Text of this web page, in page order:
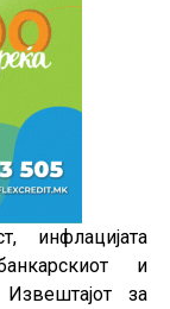
инфлацијата
и
за